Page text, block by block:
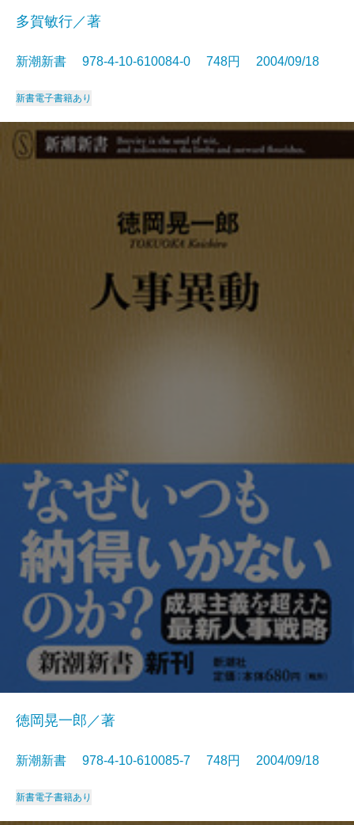
多賀敏行／著
新潮新書 978-4-10-610084-0 748円 2004/09/18
新書電子書籍あり
徳岡晃一郎／著
新潮新書 978-4-10-610085-7 748円 2004/09/18
新書電子書籍あり